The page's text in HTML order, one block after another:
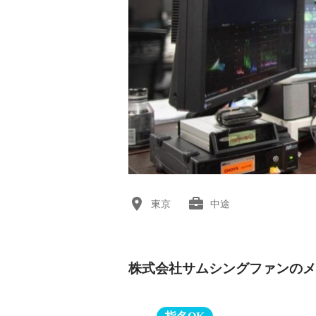
東京 中途
株式会社サムシングファンの